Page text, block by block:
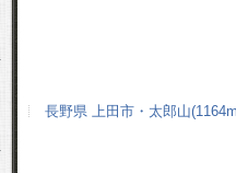
長野県 上田市・太郎山